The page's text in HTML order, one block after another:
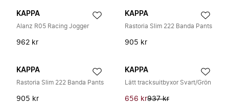
KAPPA
Alanz R05 Racing Jogger
962 kr
KAPPA
Rastoria Slim 222 Banda Pants
905 kr
KAPPA
Rastoria Slim 222 Banda Pants
905 kr
KAPPA
Lätt tracksuitbyxor Svart/Grön
656 kr937 kr